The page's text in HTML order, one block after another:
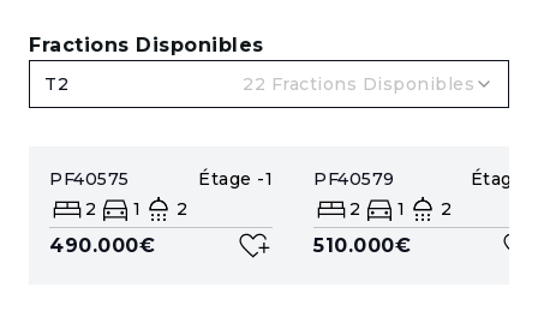
Fractions Disponibles
T2 22 Fractions Disponibles
PF40575 Étage -1
2
1 2
490.000€
PF40579 Étage
2
1 2
510.000€